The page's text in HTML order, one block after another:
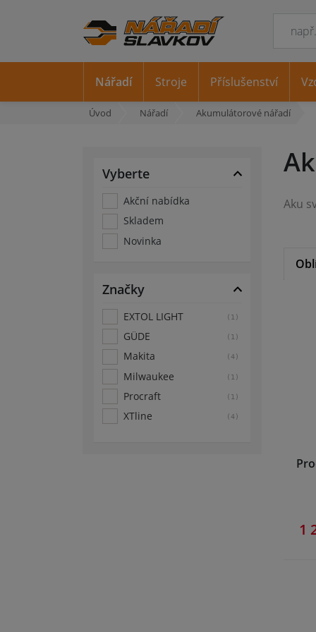
Úvod Nářadí Akumulátorové nářadí
Vyberte
Akční nabídka
Skladem
Novinka
Značky
EXTOL LIGHT (1)
GÜDE (1)
Makita (4)
Milwaukee (1)
Procraft (1)
XTline (4)
1
Nářadí Stroje Příslušenství